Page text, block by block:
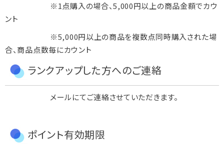
※1点購入の場合、5,000円以上の商品金額でカウ
ント
※5,000円以上の商品を複数点同時購入された場
合、商品点数毎にカウント
ランクアップした方へのご連絡
メールにてご連絡させていただきます。
ポイント有効期限